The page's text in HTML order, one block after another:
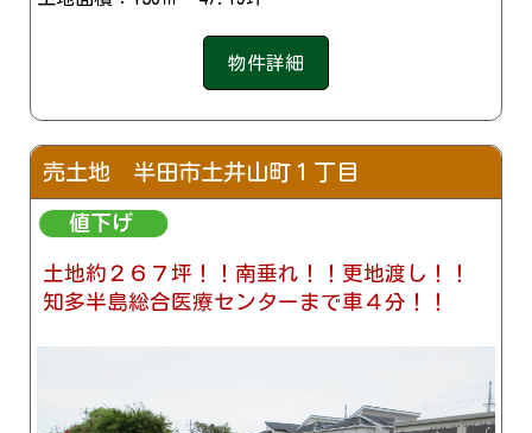
物件詳細
売土地 半田市土井山町１丁目
土地約２６７坪！！南垂れ！！更地渡し！！
知多半島総合医療センターまで車４分！！